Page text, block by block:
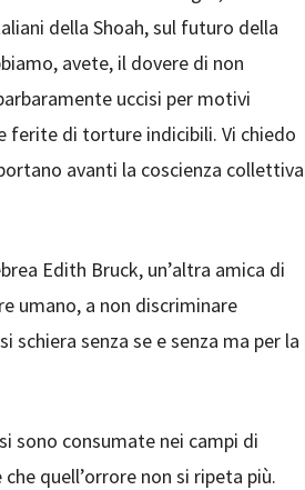
della Shoah, sul futuro della
avete, il dovere di non
uccisi per motivi
ferite di torture indicibili. Vi chiedo
avanti la coscienza collettiva
Edith Bruck, un’altra amica di
umano, a non discriminare
schiera senza se e senza ma per la
sono consumate nei campi di
quell’orrore non si ripeta più.